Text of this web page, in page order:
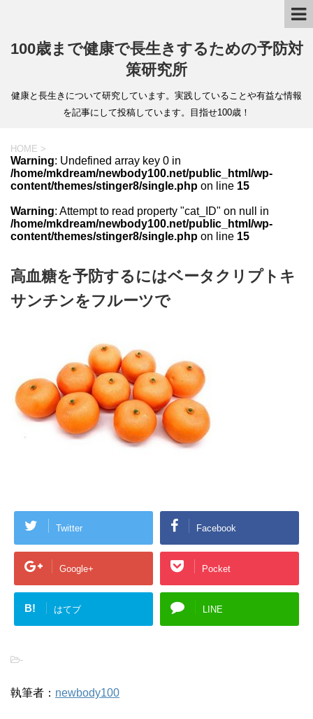
100歳まで健康で長生きするための予防対
策研究所
健康と長生きについて研究しています。実践していることや有益な情報
を記事にして投稿しています。目指せ100歳！
HOME >
Warning: Undefined array key 0 in
/home/mkdream/newbody100.net/public_html/wp-
content/themes/stinger8/single.php on line 15
Warning: Attempt to read property "cat_ID" on null in
/home/mkdream/newbody100.net/public_html/wp-
content/themes/stinger8/single.php on line 15
高血糖を予防するにはベータクリプトキ
サンチンをフルーツで
Twitter Facebook
Google+ Pocket
B! はてブ LINE
-
執筆者： newbody100